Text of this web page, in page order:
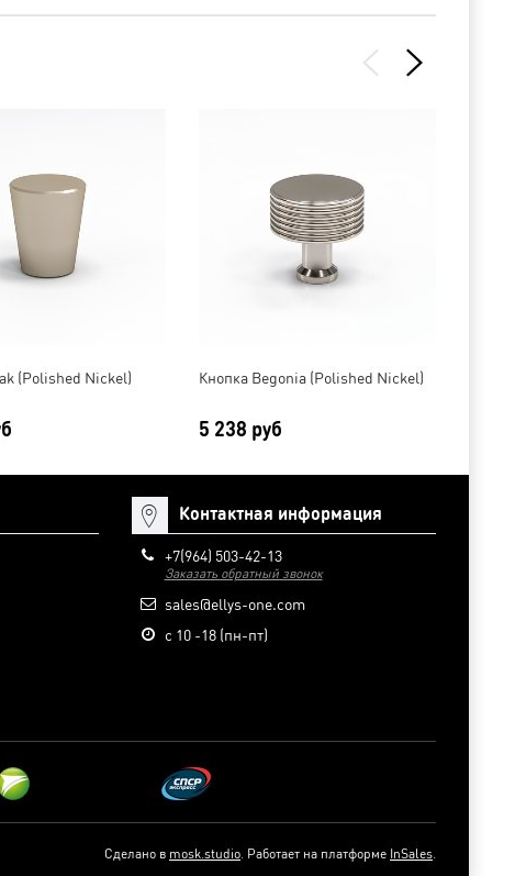
(Polished Nickel) Кнопка Begonia (Polished Nickel)
5 238 руб
Контактная информация
+7(964) 503-42-13
Заказать обратный звонок
sales@ellys-one.com
с 10 -18 (пн-пт)
Сделано в mosk.studio Работает на платформе InSales